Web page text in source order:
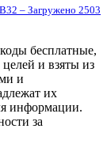
– Загружено 2503
бесплатные,
и взяты из
и
их
информации.
за